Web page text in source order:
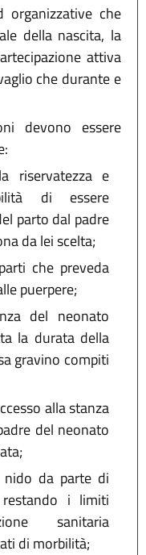
organizzative che
della nascita, la
attiva
che durante e
devono essere
riservatezza e
di essere
parto dal padre
da lei scelta;
che preveda
puerpere;
del neonato
la durata della
gravino compiti
alla stanza
del neonato
nido da parte di
i limiti
sanitaria
di morbilità;